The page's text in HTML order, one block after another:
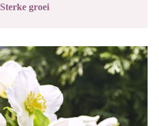
Sterke groei